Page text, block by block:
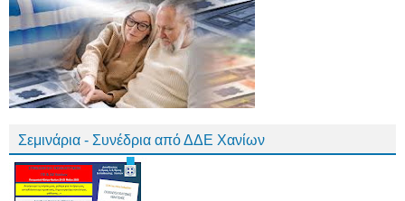
Σεμινάρια - Συνέδρια από ΔΔΕ Χανίων